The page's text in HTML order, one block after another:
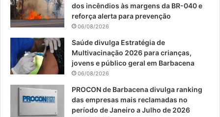
dos incêndios às margens da BR-040 e
reforça alerta para prevenção
06/08/2026
Saúde divulga Estratégia de
Multivacinação 2026 para crianças,
jovens e público geral em Barbacena
06/08/2026
PROCON de Barbacena divulga ranking
das empresas mais reclamadas no
período de Janeiro a Julho de 2026